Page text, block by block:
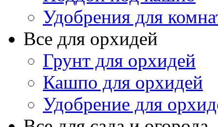
Удобрения для
Все для орхидей
Грунт для орхидей
Кашпо для орхидей
Удобрение для